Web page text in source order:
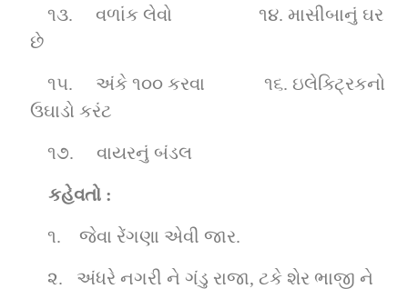
૧૩. વળાંક લેવો ૧૪. માસીબાનું ઘર
છે
૧૫. અંકે ૧૦૦ કરવા ૧૬. ઇલેક્ટ્રિકનો
ઉઘાડો કરંટ
૧૭. વાયરનું બંડલ
કહેવતો :
૧.    જેવા રેંગણા એવી જાર.
૨.   અંધરે નગરી ને ગંડુ રાજા, ટકે શેર ભાજી ને